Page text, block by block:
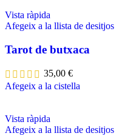
Vista ràpida
Afegeix a la llista de desitjos
Tarot de butxaca
35,00 €
Afegeix a la cistella
Vista ràpida
Afegeix a la llista de desitjos